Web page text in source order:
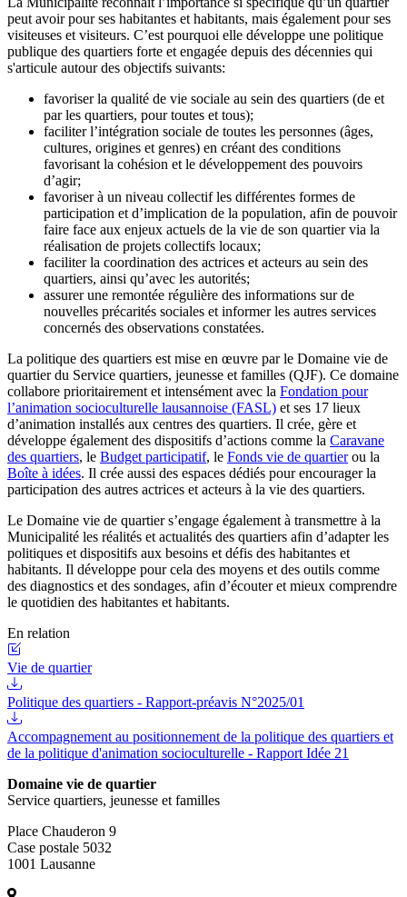
peut avoir pour ses habitantes et habitants, mais également pour ses
visiteuses et visiteurs. C’est pourquoi elle développe une politique
publique des quartiers forte et engagée depuis des décennies qui
s'articule autour des objectifs suivants:
favoriser la qualité de vie sociale au sein des quartiers (de et
par les quartiers, pour toutes et tous);
faciliter l’intégration sociale de toutes les personnes (âges,
cultures, origines et genres) en créant des conditions
favorisant la cohésion et le développement des pouvoirs
d’agir;
favoriser à un niveau collectif les différentes formes de
participation et d’implication de la population, afin de pouvoir
faire face aux enjeux actuels de la vie de son quartier via la
réalisation de projets collectifs locaux;
faciliter la coordination des actrices et acteurs au sein des
quartiers, ainsi qu’avec les autorités;
assurer une remontée régulière des informations sur de
nouvelles précarités sociales et informer les autres services
concernés des observations constatées.
La politique des quartiers est mise en œuvre par le Domaine vie de
quartier du Service quartiers, jeunesse et familles (QJF). Ce domaine
collabore prioritairement et intensément avec la Fondation pour
l’animation socioculturelle lausannoise (FASL) et ses 17 lieux
d’animation installés aux centres des quartiers. Il crée, gère et
développe également des dispositifs d’actions comme la Caravane
des quartiers, le Budget participatif, le Fonds vie de quartierou la
Boîte à idées. Il crée aussi des espaces dédiés pour encourager la
participation des autres actrices et acteurs à la vie des quartiers.
Le Domaine vie de quartier s’engage également à transmettre à la
Municipalité les réalités et actualités des quartiers afin d’adapter les
politiques et dispositifs aux besoins et défis des habitantes et
habitants. Il développe pour cela des moyens et des outils comme
des diagnostics et des sondages, afin d’écouter et mieux comprendre
le quotidien des habitantes et habitants.
En relation
Vie de quartier
Politique des quartiers - Rapport-préavis N°2025/01
Accompagnement au positionnement de la politique des quartiers et
de la politique d'animation socioculturelle - Rapport Idée 21
Domaine vie de quartier
Service quartiers, jeunesse et familles
Place Chauderon 9
Case postale 5032
1001 Lausanne